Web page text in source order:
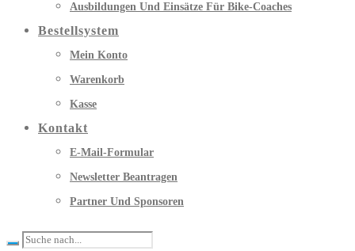
Ausbildungen Und Einsätze Für Bike-Coaches
Bestellsystem
Mein Konto
Warenkorb
Kasse
Kontakt
E-Mail-Formular
Newsletter Beantragen
Partner Und Sponsoren